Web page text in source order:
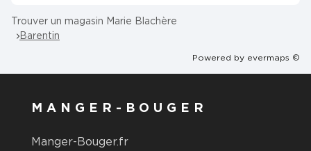
Trouver un magasin Marie Blachère
Barentin
Powered by evermaps ©
MANGER-BOUGER
Manger-Bouger.fr